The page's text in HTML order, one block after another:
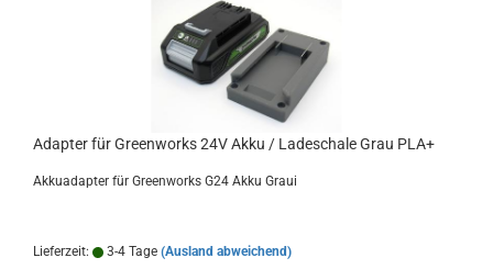
Adapter für Greenworks 24V Akku / Ladeschale Grau PLA+
Akkuadapter für Greenworks G24 Akku Graui
Lieferzeit: 3-4 Tage (Ausland abweichend)